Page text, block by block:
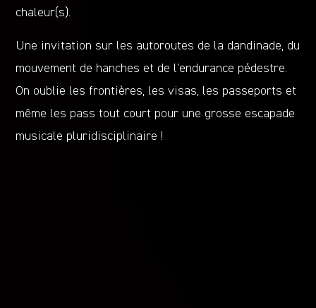
chaleur(s).
Une invitation sur les autoroutes de la dandinade, du
mouvement de hanches et de l’endurance pédestre.
On oublie les frontières, les visas, les passeports et
même les pass tout court pour une grosse escapade
musicale pluridisciplinaire !